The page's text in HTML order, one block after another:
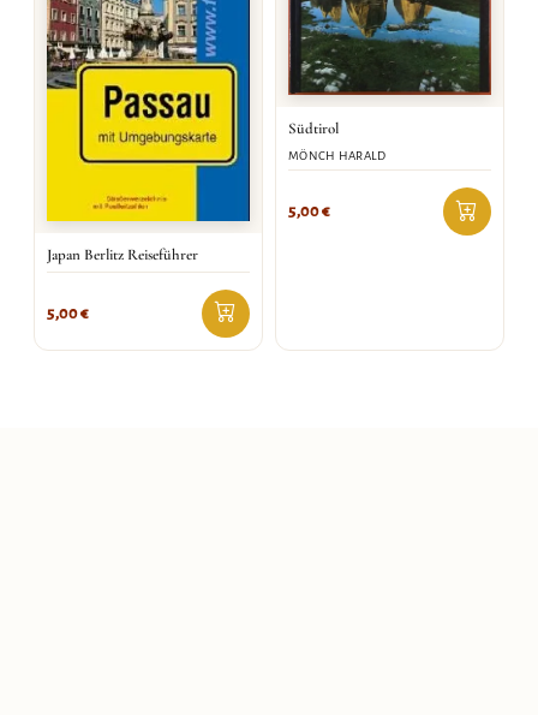
Japan Berlitz Reiseführer
5,00€
Südtirol
MÖNCH HARALD
5,00€